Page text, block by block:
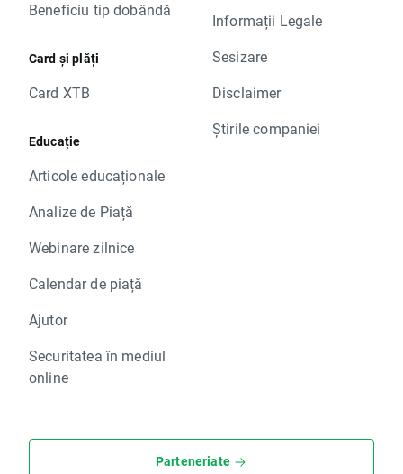
Beneficiu tip dobândă
Card și plăți
Card XTB
Educație
Articole educaționale
Analize de Piață
Webinare zilnice
Calendar de piață
Ajutor
Securitatea în mediul
online
Informații Legale
Sesizare
Disclaimer
Știrile companiei
Parteneriate